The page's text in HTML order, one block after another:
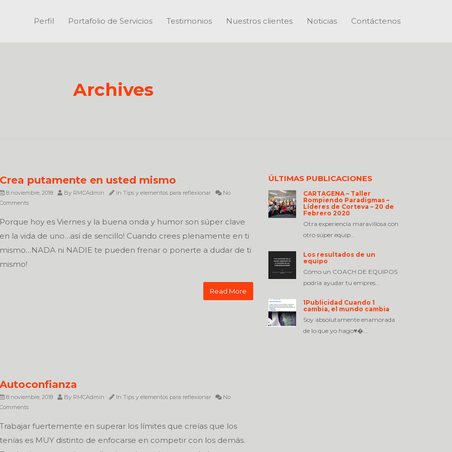
Perfil Portafolio de Servicios Testimonios Nuestros clientes Noticias Contáctenos
Archives
Crea putamente en usted mismo
8 noviembre, 2018 By RMCAdmin In Tips y elementos para reflexionar
No
Comments
Porque hoy es Viernes y la buena onda y humor son súper clave
en la vida de uno…así de sencillo! Cuando crees plenamente en ti
mismo…NADA ni NADIE te pueden frenar o ponerte a dudar de ti
mismo!
Read More
Autoconfianza
8 noviembre, 2018 By RMCAdmin In Tips y elementos para reflexionar
No
Comments
Trabajar fuertemente en superar los límites que creías que los
tenías es MUY distinto de enfocarse en competir con los demás.
ÚLTIMAS PUBLICACIONES
CARTAGENA – Taller
Rompiendo Paradigmas –
Líderes de Corteva – 20 de
Febrero 2020
Otra experiencia maravillosa con
otro súper equip...
Los resultados de un
equipo
Cómo un COACH DE EQUIPOS
podría ayudar tu empres...
1Publicidad Cuando 1
cambia, el mundo cambia
Soy absolutamente enamorada
de lo que yo hago♥�...